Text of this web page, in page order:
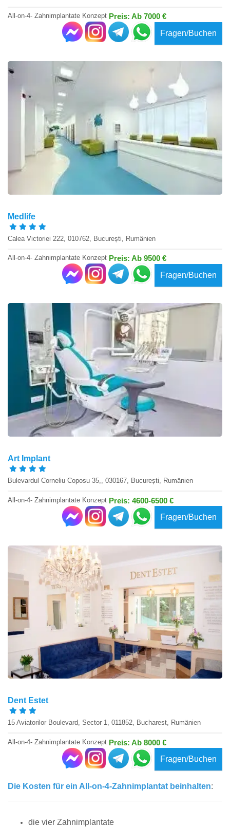
All-on-4- Zahnimplantate Konzept Preis: Ab 7000 €
Fragen/Buchen
Medlife
Calea Victoriei 222, 010762, București, Rumänien
All-on-4- Zahnimplantate Konzept Preis: Ab 9500 €
Fragen/Buchen
Art Implant
Bulevardul Corneliu Coposu 35,, 030167, București, Rumänien
All-on-4- Zahnimplantate Konzept Preis: 4600-6500 €
Fragen/Buchen
Dent Estet
15 Aviatorilor Boulevard, Sector 1, 011852, Bucharest, Rumänien
All-on-4- Zahnimplantate Konzept Preis: Ab 8000 €
Fragen/Buchen
Die Kosten für ein All-on-4-Zahnimplantat beinhalten:
die vier Zahnimplantate